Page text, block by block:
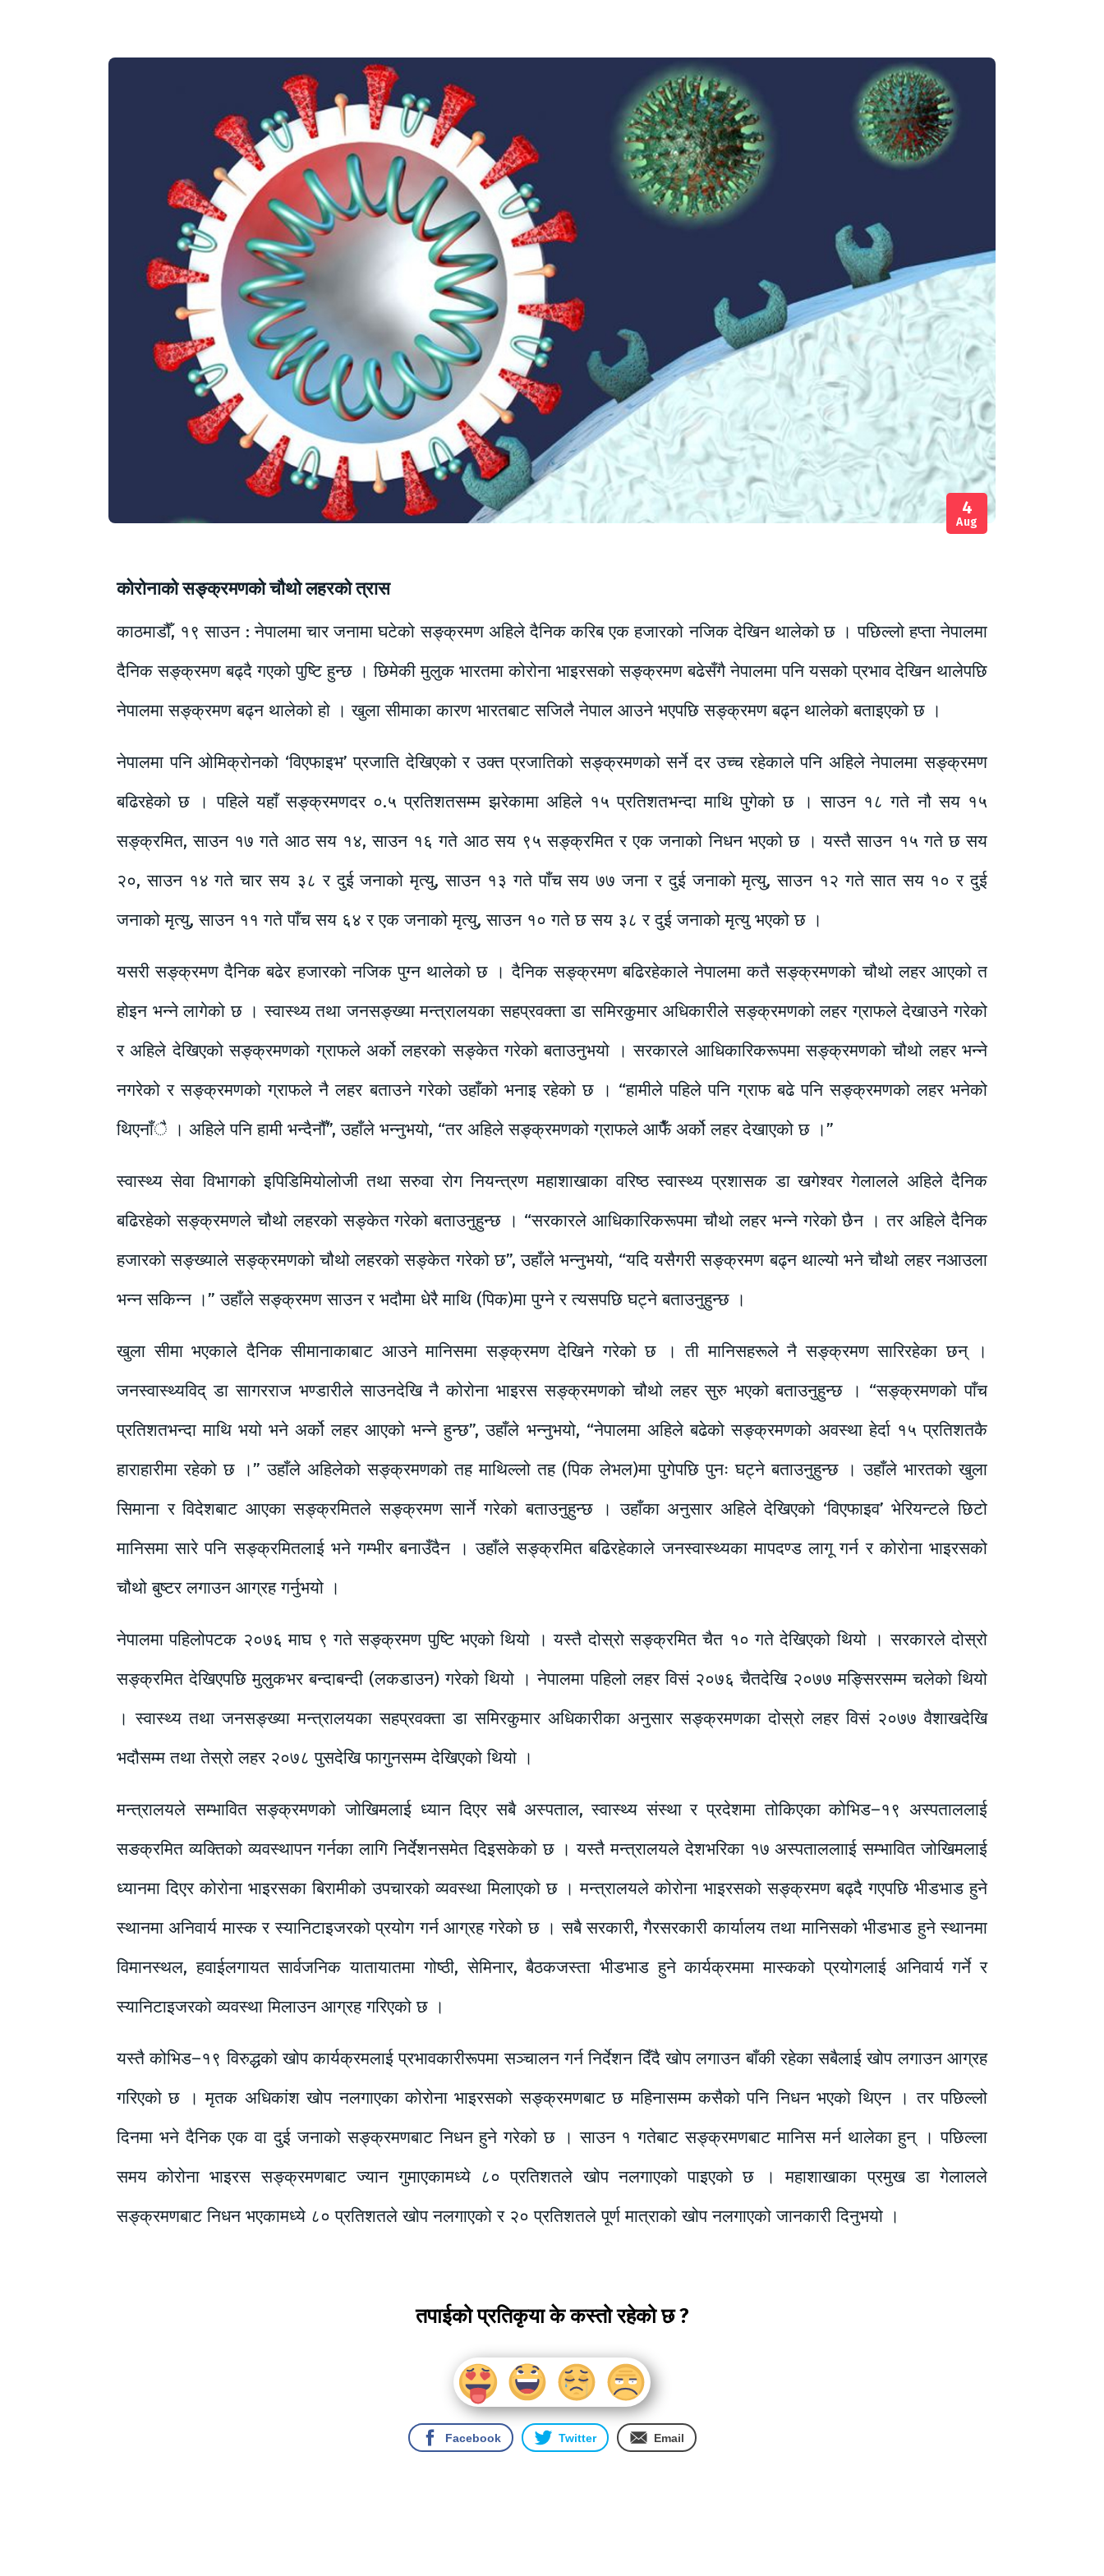
4
Aug
कोरोनाको सङ्क्रमणको चौथो लहरको त्रास
काठमाडौँ, १९ साउन : नेपालमा चार जनामा घटेको सङ्क्रमण अहिले दैनिक करिब एक हजारको नजिक देखिन थालेको छ । पछिल्लो हप्ता नेपालमा
दैनिक सङ्क्रमण बढ्दै गएको पुष्टि हुन्छ । छिमेकी मुलुक भारतमा कोरोना भाइरसको सङ्क्रमण बढेसँगै नेपालमा पनि यसको प्रभाव देखिन थालेपछि
नेपालमा सङ्क्रमण बढ्न थालेको हो । खुला सीमाका कारण भारतबाट सजिलै नेपाल आउने भएपछि सङ्क्रमण बढ्न थालेको बताइएको छ ।
नेपालमा पनि ओमिक्रोनको ‘विएफाइभ’ प्रजाति देखिएको र उक्त प्रजातिको सङ्क्रमणको सर्ने दर उच्च रहेकाले पनि अहिले नेपालमा सङ्क्रमण
बढिरहेको छ । पहिले यहाँ सङ्क्रमणदर ०.५ प्रतिशतसम्म झरेकामा अहिले १५ प्रतिशतभन्दा माथि पुगेको छ । साउन १८ गते नौ सय १५
सङ्क्रमित, साउन १७ गते आठ सय १४, साउन १६ गते आठ सय ९५ सङ्क्रमित र एक जनाको निधन भएको छ । यस्तै साउन १५ गते छ सय
२०, साउन १४ गते चार सय ३८ र दुई जनाको मृत्यु, साउन १३ गते पाँच सय ७७ जना र दुई जनाको मृत्यु, साउन १२ गते सात सय १० र दुई
जनाको मृत्यु, साउन ११ गते पाँच सय ६४ र एक जनाको मृत्यु, साउन १० गते छ सय ३८ र दुई जनाको मृत्यु भएको छ ।
यसरी सङ्क्रमण दैनिक बढेर हजारको नजिक पुग्न थालेको छ । दैनिक सङ्क्रमण बढिरहेकाले नेपालमा कतै सङ्क्रमणको चौथो लहर आएको त
होइन भन्ने लागेको छ । स्वास्थ्य तथा जनसङ्ख्या मन्त्रालयका सहप्रवक्ता डा समिरकुमार अधिकारीले सङ्क्रमणको लहर ग्राफले देखाउने गरेको
र अहिले देखिएको सङ्क्रमणको ग्राफले अर्को लहरको सङ्केत गरेको बताउनुभयो । सरकारले आधिकारिकरूपमा सङ्क्रमणको चौथो लहर भन्ने
नगरेको र सङ्क्रमणको ग्राफले नै लहर बताउने गरेको उहाँको भनाइ रहेको छ । “हामीले पहिले पनि ग्राफ बढे पनि सङ्क्रमणको लहर भनेको
थिएनाँै । अहिले पनि हामी भन्दैनौँ”, उहाँले भन्नुभयो, “तर अहिले सङ्क्रमणको ग्राफले आफैँ अर्को लहर देखाएको छ ।”
स्वास्थ्य सेवा विभागको इपिडिमियोलोजी तथा सरुवा रोग नियन्त्रण महाशाखाका वरिष्ठ स्वास्थ्य प्रशासक डा खगेश्वर गेलालले अहिले दैनिक
बढिरहेको सङ्क्रमणले चौथो लहरको सङ्केत गरेको बताउनुहुन्छ । “सरकारले आधिकारिकरूपमा चौथो लहर भन्ने गरेको छैन । तर अहिले दैनिक
हजारको सङ्ख्याले सङ्क्रमणको चौथो लहरको सङ्केत गरेको छ”, उहाँले भन्नुभयो, “यदि यसैगरी सङ्क्रमण बढ्न थाल्यो भने चौथो लहर नआउला
भन्न सकिन्न ।” उहाँले सङ्क्रमण साउन र भदौमा धेरै माथि (पिक)मा पुग्ने र त्यसपछि घट्ने बताउनुहुन्छ ।
खुला सीमा भएकाले दैनिक सीमानाकाबाट आउने मानिसमा सङ्क्रमण देखिने गरेको छ । ती मानिसहरूले नै सङ्क्रमण सारिरहेका छन् ।
जनस्वास्थ्यविद् डा सागरराज भण्डारीले साउनदेखि नै कोरोना भाइरस सङ्क्रमणको चौथो लहर सुरु भएको बताउनुहुन्छ । “सङ्क्रमणको पाँच
प्रतिशतभन्दा माथि भयो भने अर्को लहर आएको भन्ने हुन्छ”, उहाँले भन्नुभयो, “नेपालमा अहिले बढेको सङ्क्रमणको अवस्था हेर्दा १५ प्रतिशतकै
हाराहारीमा रहेको छ ।” उहाँले अहिलेको सङ्क्रमणको तह माथिल्लो तह (पिक लेभल)मा पुगेपछि पुनः घट्ने बताउनुहुन्छ । उहाँले भारतको खुला
सिमाना र विदेशबाट आएका सङ्क्रमितले सङ्क्रमण सार्ने गरेको बताउनुहुन्छ । उहाँका अनुसार अहिले देखिएको ‘विएफाइव’ भेरियन्टले छिटो
मानिसमा सारे पनि सङ्क्रमितलाई भने गम्भीर बनाउँदैन । उहाँले सङ्क्रमित बढिरहेकाले जनस्वास्थ्यका मापदण्ड लागू गर्न र कोरोना भाइरसको
चौथो बुष्टर लगाउन आग्रह गर्नुभयो ।
नेपालमा पहिलोपटक २०७६ माघ ९ गते सङ्क्रमण पुष्टि भएको थियो । यस्तै दोस्रो सङ्क्रमित चैत १० गते देखिएको थियो । सरकारले दोस्रो
सङ्क्रमित देखिएपछि मुलुकभर बन्दाबन्दी (लकडाउन) गरेको थियो । नेपालमा पहिलो लहर विसं २०७६ चैतदेखि २०७७ मङ्सिरसम्म चलेको थियो
। स्वास्थ्य तथा जनसङ्ख्या मन्त्रालयका सहप्रवक्ता डा समिरकुमार अधिकारीका अनुसार सङ्क्रमणका दोस्रो लहर विसं २०७७ वैशाखदेखि
भदौसम्म तथा तेस्रो लहर २०७८ पुसदेखि फागुनसम्म देखिएको थियो ।
मन्त्रालयले सम्भावित सङ्क्रमणको जोखिमलाई ध्यान दिएर सबै अस्पताल, स्वास्थ्य संस्था र प्रदेशमा तोकिएका कोभिड–१९ अस्पताललाई
सङक्रमित व्यक्तिको व्यवस्थापन गर्नका लागि निर्देशनसमेत दिइसकेको छ । यस्तै मन्त्रालयले देशभरिका १७ अस्पताललााई सम्भावित जोखिमलाई
ध्यानमा दिएर कोरोना भाइरसका बिरामीको उपचारको व्यवस्था मिलाएको छ । मन्त्रालयले कोरोना भाइरसको सङ्क्रमण बढ्दै गएपछि भीडभाड हुने
स्थानमा अनिवार्य मास्क र स्यानिटाइजरको प्रयोग गर्न आग्रह गरेको छ । सबै सरकारी, गैरसरकारी कार्यालय तथा मानिसको भीडभाड हुने स्थानमा
विमानस्थल, हवाईलगायत सार्वजनिक यातायातमा गोष्ठी, सेमिनार, बैठकजस्ता भीडभाड हुने कार्यक्रममा मास्कको प्रयोगलाई अनिवार्य गर्ने र
स्यानिटाइजरको व्यवस्था मिलाउन आग्रह गरिएको छ ।
यस्तै कोभिड–१९ विरुद्धको खोप कार्यक्रमलाई प्रभावकारीरूपमा सञ्चालन गर्न निर्देशन दिँदै खोप लगाउन बाँकी रहेका सबैलाई खोप लगाउन आग्रह
गरिएको छ । मृतक अधिकांश खोप नलगाएका कोरोना भाइरसको सङ्क्रमणबाट छ महिनासम्म कसैको पनि निधन भएको थिएन । तर पछिल्लो
दिनमा भने दैनिक एक वा दुई जनाको सङ्क्रमणबाट निधन हुने गरेको छ । साउन १ गतेबाट सङ्क्रमणबाट मानिस मर्न थालेका हुन् । पछिल्ला
समय कोरोना भाइरस सङ्क्रमणबाट ज्यान गुमाएकामध्ये ८० प्रतिशतले खोप नलगाएको पाइएको छ । महाशाखाका प्रमुख डा गेलालले
सङ्क्रमणबाट निधन भएकामध्ये ८० प्रतिशतले खोप नलगाएको र २० प्रतिशतले पूर्ण मात्राको खोप नलगाएको जानकारी दिनुभयो ।
तपाईको प्रतिकृया के कस्तो रहेको छ ?
Facebook Twitter Email